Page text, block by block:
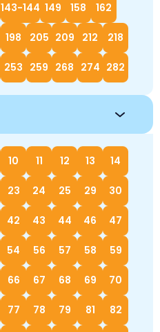
143-144 149 158 162
198 205 209 212 218
253 259 268 274 282
10 11 12 13 14
23 24 25 29 30
42 43 44 46 47
54 56 57 58 59
66 67 68 69 70
77 78 79 81 82